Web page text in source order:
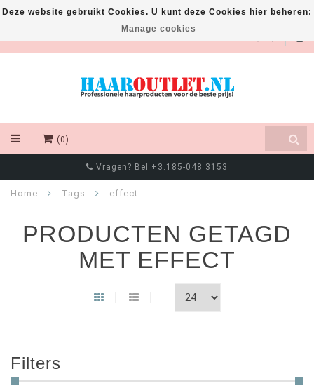
EUR
(0)
Vragen? Bel +3.185-048 3153
Home Tags effect
PRODUCTEN GETAGD
MET EFFECT
Filters
Deze website gebruikt Cookies. U kunt deze Cookies hier beheren:
Manage cookies